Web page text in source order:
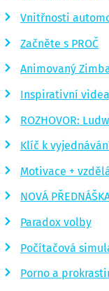
Vnitřnosti
Začněte s PROČ
Animovaný
Inspirativní
ROZHOVOR:
Klíč k
Motivace +
NOVÁ
Paradox volby
Počítačová
Porno a